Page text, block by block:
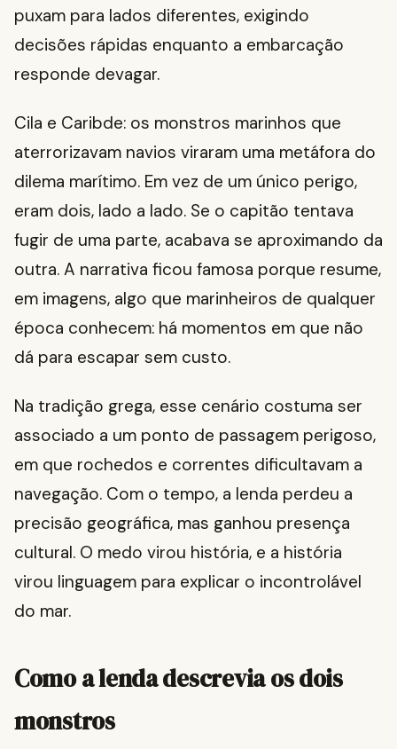
puxam para lados diferentes, exigindo
decisões rápidas enquanto a embarcação
responde devagar.
Cila e Caribde: os monstros marinhos que
aterrorizavam navios viraram uma metáfora do
dilema marítimo. Em vez de um único perigo,
eram dois, lado a lado. Se o capitão tentava
fugir de uma parte, acabava se aproximando da
outra. A narrativa ficou famosa porque resume,
em imagens, algo que marinheiros de qualquer
época conhecem: há momentos em que não
dá para escapar sem custo.
Na tradição grega, esse cenário costuma ser
associado a um ponto de passagem perigoso,
em que rochedos e correntes dificultavam a
navegação. Com o tempo, a lenda perdeu a
precisão geográfica, mas ganhou presença
cultural. O medo virou história, e a história
virou linguagem para explicar o incontrolável
do mar.
Como a lenda descrevia os dois
monstros